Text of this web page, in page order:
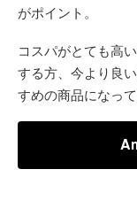
がポイント。
コスパがとても高
する方、今より良
すめの商品になって